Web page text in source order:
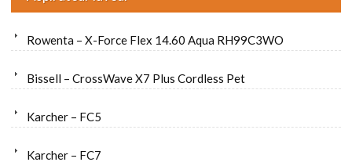
Rowenta – X-Force Flex 14.60 Aqua RH99C3WO
Bissell – CrossWave X7 Plus Cordless Pet
Karcher – FC5
Karcher – FC7